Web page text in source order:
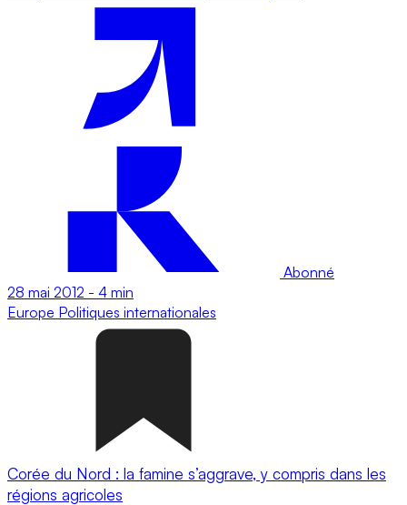
Abonné
28 mai 2012 - 4 min
Europe Politiques internationales
Corée du Nord : la famine s’aggrave, y compris dans les
régions agricoles